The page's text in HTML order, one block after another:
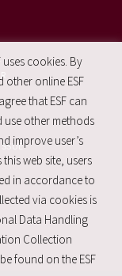
cookies. By
other online ESF
that ESF can
use other methods
improve user’s
web site, users
in accordance to
via cookies is
Data Handling
Collection
found on the ESF